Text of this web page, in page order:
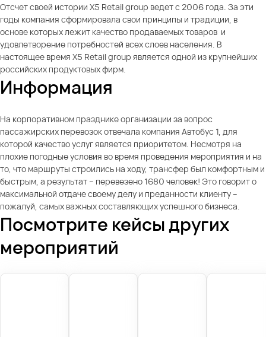
Отсчет своей истории X5 Retail group ведет с 2006 года. За эти
годы компания сформировала свои принципы и традиции, в
основе которых лежит качество продаваемых товаров и
удовлетворение потребностей всех слоев населения. В
настоящее время X5 Retail group является одной из крупнейших
российских продуктовых фирм.
Информация
На корпоративном празднике организации за вопрос
пассажирских перевозок отвечала компания Автобус 1, для
которой качество услуг является приоритетом. Несмотря на
плохие погодные условия во время проведения мероприятия и на
то, что маршруты строились на ходу, трансфер был комфортным и
быстрым, а результат – перевезено 1680 человек! Это говорит о
максимальной отдаче своему делу и преданности клиенту –
пожалуй, самых важных составляющих успешного бизнеса.
Посмотрите кейсы других
мероприятий